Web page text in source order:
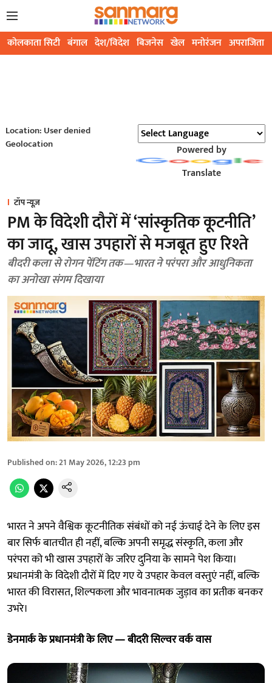
कोलकाता सिटी बंगाल देश/विदेश बिजनेस खेल मनोरंजन अपराजिता
Location: User denied
Geolocation
Powered by
Translate
टॉप न्यूज़
PM के विदेशी दौरों में ‘सांस्कृतिक कूटनीति’
का जादू, खास उपहारों से मजबूत हुए रिश्ते
बीदरी कला से रोगन पेंटिंग तक—भारत ने परंपरा और आधुनिकता
का अनोखा संगम दिखाया
Published on:21 May 2026, 12:23 pm
भारत ने अपने वैश्विक कूटनीतिक संबंधों को नई ऊंचाई देने के लिए इस
बार सिर्फ बातचीत ही नहीं, बल्कि अपनी समृद्ध संस्कृति, कला और
परंपरा को भी खास उपहारों के जरिए दुनिया के सामने पेश किया।
प्रधानमंत्री के विदेशी दौरों में दिए गए ये उपहार केवल वस्तुएं नहीं, बल्कि
भारत की विरासत, शिल्पकला और भावनात्मक जुड़ाव का प्रतीक बनकर
उभरे।
डेनमार्क के प्रधानमंत्री के लिए — बीदरी सिल्वर वर्क वास